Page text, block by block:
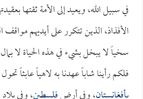
في سبيل الله، ويعيد إلى الأمة ثقتها
الأفذاذ، الذين تتكرر على أيديهم مواقف
سخياً لا يبخل بشيء في هذه الحياة لا
فلكم رأينا شاباً عهدنا به لاهياً عابثاً